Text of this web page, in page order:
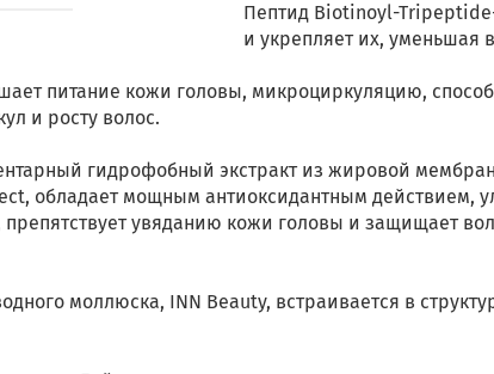
Пептид Biotinoyl-
и укрепляет их, уменьшая
питание кожи головы, микроциркуляцию,
и росту волос.
гидрофобный экстракт из жировой
обладает мощным антиоксидантным действием,
увяданию кожи головы и защищает
моллюска, INN Beauty, встраивается в